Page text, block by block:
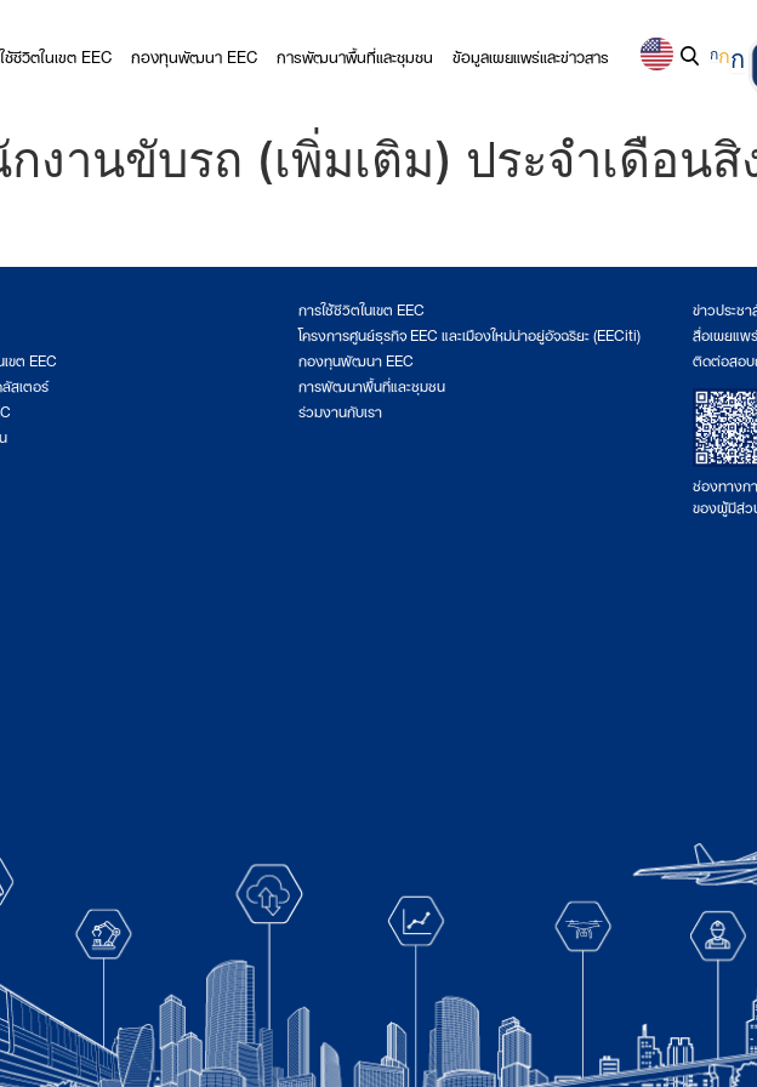
ช้ชีวิตในเขต EEC กองทุนพัฒนา EEC การพัฒนาพื้นที่และชุมชน ข้อมูลเผยแพร่และข่าวสาร กกก
งานขับรถ (เพิ่มเติม) ประจำเดือน
ขต EEC
สเตอร์
การใช้ชีวิตในเขต EEC
โครงการศูนย์ธุรกิจ EEC และเมืองใหม่น่าอยู่อัจฉริยะ (EECiti)
กองทุนพัฒนา EEC
การพัฒนาพื้นที่และชุมชน
ร่วมงานกับเรา
ข่าวประช
สื่อเผยแพร่
ติดต่อสอ
ช่องทางก
ของผู้มีส่ว